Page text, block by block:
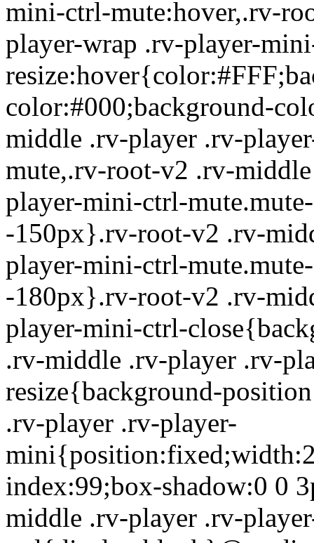
mini-ctrl-mute:hover,.rv-
player-wrap .rv-player-
color:#000;background-
middle .rv-player .rv-
mute,.rv-root-v2 .rv-
player-mini-ctrl-
-150px}.rv-root-v2 .rv-
player-mini-ctrl-
-180px}.rv-root-v2 .rv-
player-mini-ctrl-
.rv-middle .rv-player .rv-
resize{background-
.rv-player .rv-player-
index:99;box-shadow:0 0
middle .rv-player .rv-